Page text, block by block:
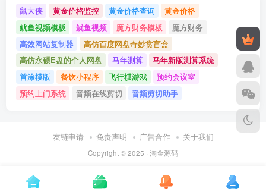
鼠大侠 黄金价格监控 黄金价格查询
黄金价格
鱿鱼视频模板
鱿鱼视频 魔方财务模板
魔方财务
高效网站复制器
高仿百度网盘奇妙赏盲盒
高仿永硕E盘的个人网盘
马年测算
马年新版测算系统
首涂模版
餐饮小程序 飞行棋游戏
预约会议室
预约上门系统
音频在线剪切 音频剪切助手
友链申请 免责声明 广告合作 关于我们
Copyright © 2025 · 淘金源码